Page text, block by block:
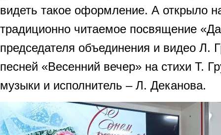
видеть такое оформление. А открыло
традиционно читаемое посвящение
председателя объединения и видео Л.
песней «Весенний вечер» на стихи Т.
музыки и исполнитель – Л. Деканова.